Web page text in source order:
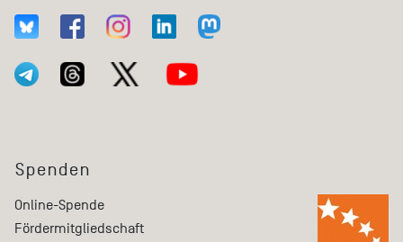
Spenden
Online-Spende
Fördermitgliedschaft